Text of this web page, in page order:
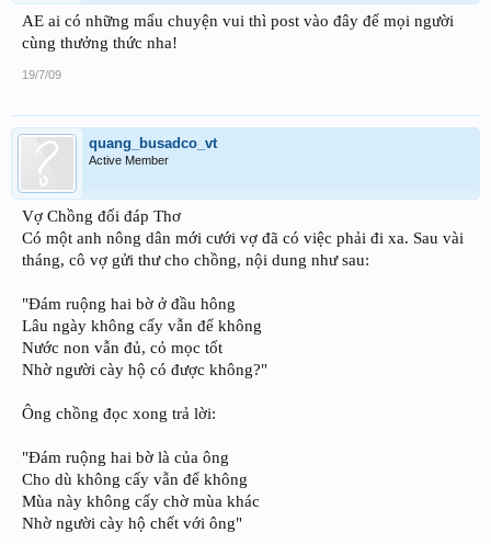
AE ai có những mẩu chuyện vui thì post vào đây để mọi người
cùng thưởng thức nha!
19/7/09
quang_busadco_vt
Active Member
Vợ Chồng đối đáp Thơ
Có một anh nông dân mới cưới vợ đã có việc phải đi xa. Sau vài
tháng, cô vợ gửi thư cho chồng, nội dung như sau:
"Đám ruộng hai bờ ở đầu hông
Lâu ngày không cấy vẫn để không
Nước non vẫn đủ, cỏ mọc tốt
Nhờ người cày hộ có được không?"
Ông chồng đọc xong trả lời:
"Đám ruộng hai bờ là của ông
Cho dù không cấy vẫn để không
Mùa này không cấy chờ mùa khác
Nhờ người cày hộ chết với ông"